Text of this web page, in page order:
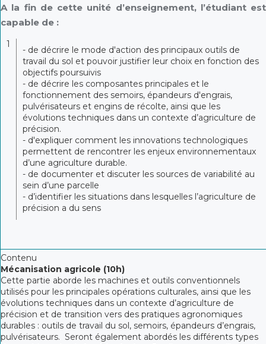
A la fin de cette unité d’enseignement, l’étudiant est
capable de :
1
- de décrire le mode d'action des principaux outils de
travail du sol et pouvoir justifier leur choix en fonction des
objectifs poursuivis
- de décrire les composantes principales et le
fonctionnement des semoirs, épandeurs d'engrais,
pulvérisateurs et engins de récolte, ainsi que les
évolutions techniques dans un contexte d’agriculture de
précision.
- d'expliquer comment les innovations technologiques
permettent de rencontrer les enjeux environnementaux
d’une agriculture durable.
- de documenter et discuter les sources de variabilité au
sein d’une parcelle
- d’identifier les situations dans lesquelles l’agriculture de
précision a du sens
Contenu
Mécanisation agricole (10h)
Cette partie aborde les machines et outils conventionnels
utilisés pour les principales opérations culturales, ainsi que les
évolutions techniques dans un contexte d’agriculture de
précision et de transition vers des pratiques agronomiques
durables : outils de travail du sol, semoirs, épandeurs d’engrais,
pulvérisateurs. Seront également abordés les différents types